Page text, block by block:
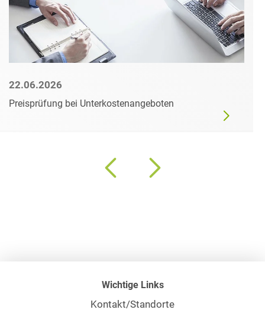
22.06.2026
Preisprüfung bei Unterkostenangeboten
Wichtige Links
Kontakt/Standorte